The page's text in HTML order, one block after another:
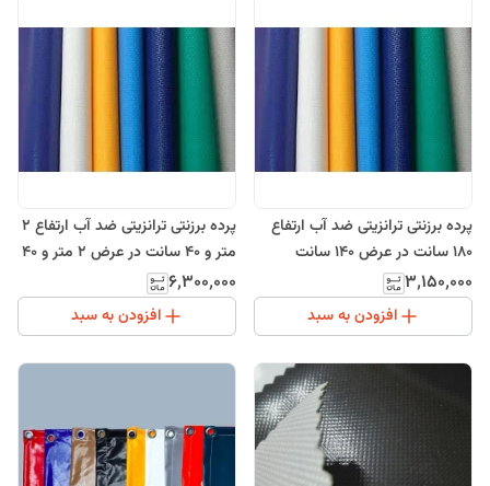
پرده برزنتی ترانزیتی ضد آب ارتفاع
180 سانت در عرض 140 سانت
۳٬۱۵۰٬۰۰۰
افزودن به سبد
پرده برزنتی ترانزیتی ضد آب ارتفاع 2
متر و 40 سانت در عرض 2 متر و 40
سانت
۶٬۳۰۰٬۰۰۰
افزودن به سبد